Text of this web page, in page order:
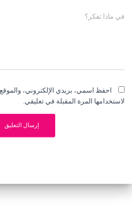
في ماذا تفكر؟
احفظ اسمي، بريدي الإلكتروني،
لاستخدامها المرة المقبلة في تعليقي.